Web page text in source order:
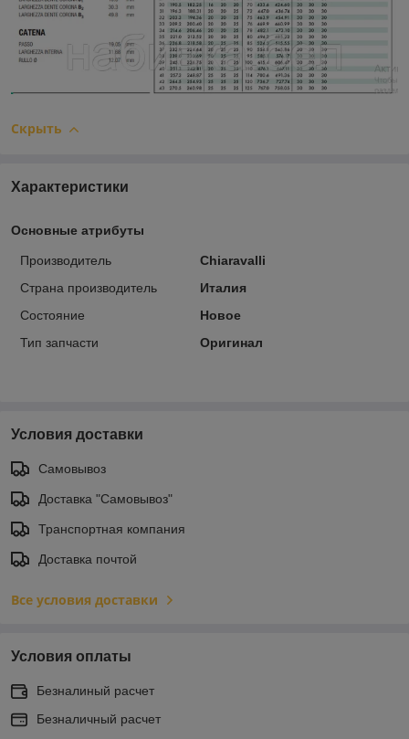
Скрыть
Характеристики
Основные атрибуты
Производитель
Chiaravalli
Страна производитель
Италия
Состояние
Новое
Тип запчасти
Оригинал
Условия доставки
Самовывоз
Доставка "Самовывоз"
Транспортная компания
Доставка почтой
Все условия доставки
Условия оплаты
Безналиный расчет
Безналичный расчет